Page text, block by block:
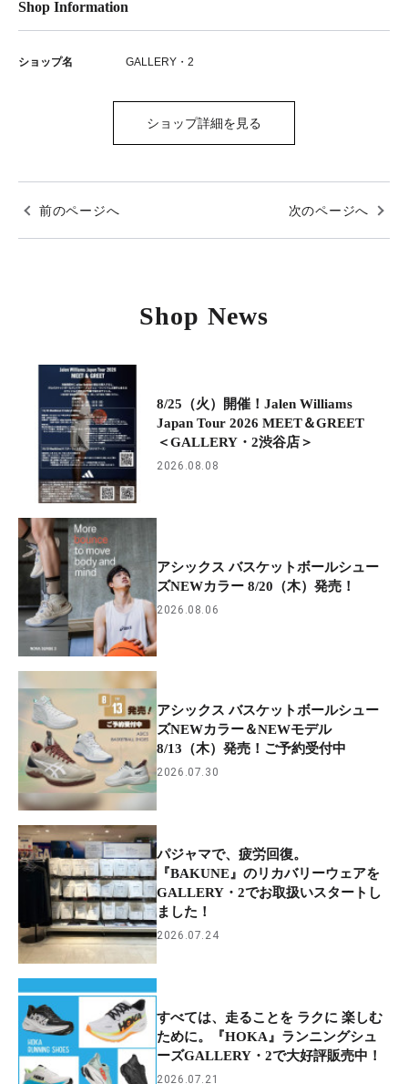
Shop Information
ショップ名 GALLERY・2
ショップ詳細を見る
前のページへ 次のページへ
Shop News
8/25（火）開催！Jalen Williams
Japan Tour 2026 MEET＆GREET
＜GALLERY・2渋谷店＞
2026.08.08
アシックス バスケットボールシュー
ズNEWカラー 8/20（木）発売！
2026.08.06
アシックス バスケットボールシュー
ズNEWカラー＆NEWモデル
8/13（木）発売！ご予約受付中
2026.07.30
パジャマで、疲労回復。
『BAKUNE』のリカバリーウェアを
GALLERY・2でお取扱いスタートし
ました！
2026.07.24
すべては、走ることを ラクに 楽しむ
ために。『HOKA』ランニングシュ
ーズGALLERY・2で大好評販売中！
2026.07.21